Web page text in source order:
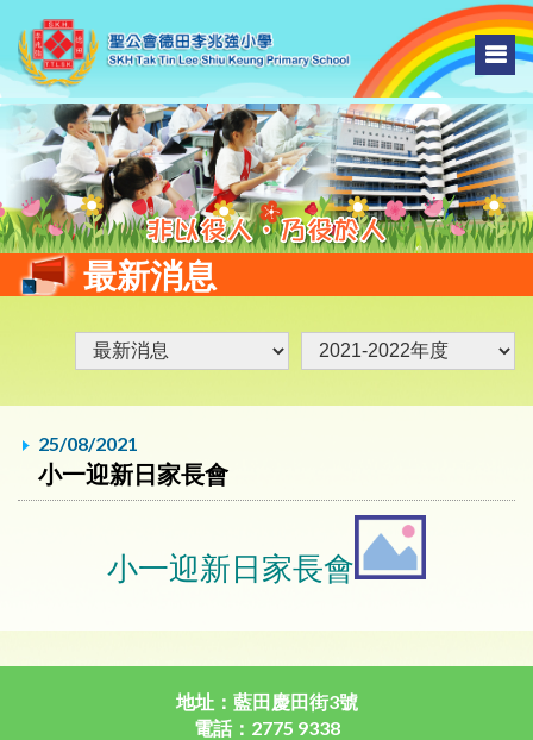
最新消息
25/08/2021
小一迎新日家長會
小一迎新日家長會
地址：藍田慶田街3號
電話：2775 9338